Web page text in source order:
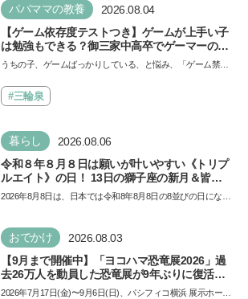
パパママの教養 2026.08.04
【ゲーム依存度テストつき】ゲームが上手い子
は勉強もできる？御三家中高卒でゲーマーの医
師・阿部智史さんが教えるゲームしながら受験
うちの子、ゲームばっかりしている、と悩み、「ゲーム禁
も…#三輪泉
暮らし 2026.08.06
令和８年８月８日は願いが叶いやすい《トリプ
ルエイト》の日！ 13日の獅子座の新月＆皆既
日食の影響にも注目
2026年8月8日は、日本では令和8年8月8日の8並びの日になり
て…
おでかけ 2026.08.03
【9月まで開催中】「ヨコハマ恐竜展2026」過
去26万人を動員した恐竜展が9年ぶりに復活！
夏休みのおでかけで楽しむポイントを完全ガイ
2026年7月17日(金)〜9月6日(日)、パシフィコ横浜 展示ホール